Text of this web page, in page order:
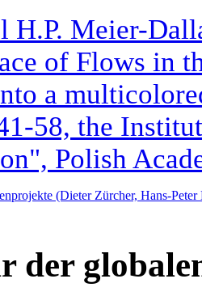
H.P. Meier-
of Flows in
a
58, the
Polish
(Dieter Zürcher, Hans-
der